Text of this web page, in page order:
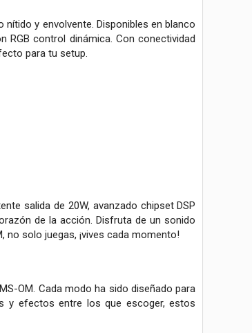
y envolvente. Disponibles en blanco
control dinámica. Con conectividad
para tu setup.
salida de 20W, avanzado chipset DSP
de la acción. Disfruta de un sonido
no solo juegas, ¡vives cada momento!
OM. Cada modo ha sido diseñado para
y efectos entre los que escoger, estos